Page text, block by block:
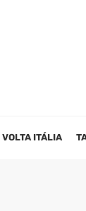
VOLTA ITÁLIA